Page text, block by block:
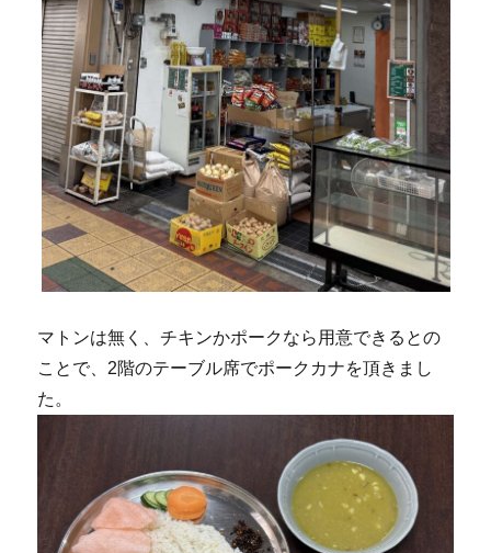
マトンは無く、チキンかポークなら用意できるとの
ことで、2階のテーブル席でポークカナを頂きまし
た。